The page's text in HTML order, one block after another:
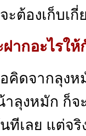
ะต้องเก็บเ
ากอะไรใ
คิดจากลุง
ลุงหมัก ก็จ
เลย แต่จริ